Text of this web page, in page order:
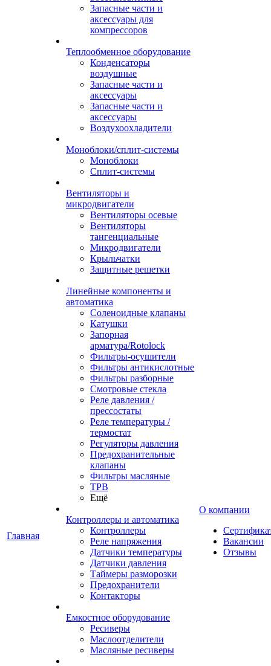
Главная
Запасные части и
аксессуары для
компрессоров
Теплообменное оборудование
Конденсаторы
воздушные
Запасные части и
аксессуары
Запасные части и
аксессуары
Воздухоохладители
Моноблоки/сплит-системы
Моноблоки
Сплит-системы
Вентиляторы и
микродвигатели
Вентиляторы осевые
Вентиляторы
тангенциальные
Микродвигатели
Крыльчатки
Защитные решетки
Линейные компоненты и
автоматика
Соленоидные клапаны
Катушки
Запорная
арматура/Rotolock
Фильтры-осушители
Фильтры антикислотные
Фильтры разборные
Смотровые стекла
Реле давления /
прессостаты
Реле температуры /
термостат
Регуляторы давления
Предохранительные
клапаны
Фильтры масляные
ТРВ
Ещё
Контроллеры и автоматика
Контроллеры
Реле напряжения
Датчики температуры
Датчики давления
Таймеры разморозки
Предохранители
Контакторы
Емкостное оборудование
Ресиверы
Маслоотделители
Масляные ресиверы
О компании
Вакансии
Отзывы